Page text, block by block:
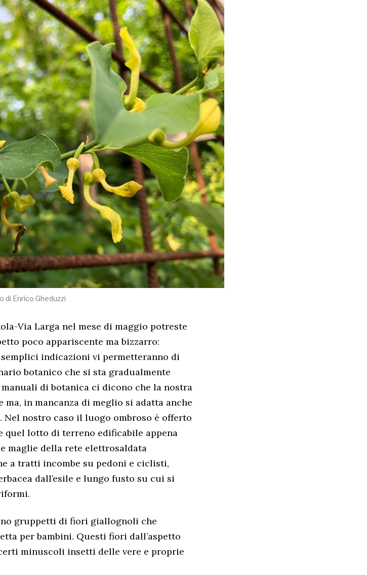
di Enrico Gheduzzi
Via Larga nel mese di maggio potreste
poco appariscente ma bizzarro:
semplici indicazioni vi permetteranno di
botanico che si sta gradualmente
di botanica ci dicono che la nostra
in mancanza di meglio si adatta anche
nostro caso il luogo ombroso è offerto
quel lotto di terreno edificabile appena
maglie della rete elettrosaldata
a tratti incombe su pedoni e ciclisti,
dall’esile e lungo fusto su cui si
gruppetti di fiori giallognoli che
per bambini. Questi fiori dall’aspetto
minuscoli insetti delle vere e proprie